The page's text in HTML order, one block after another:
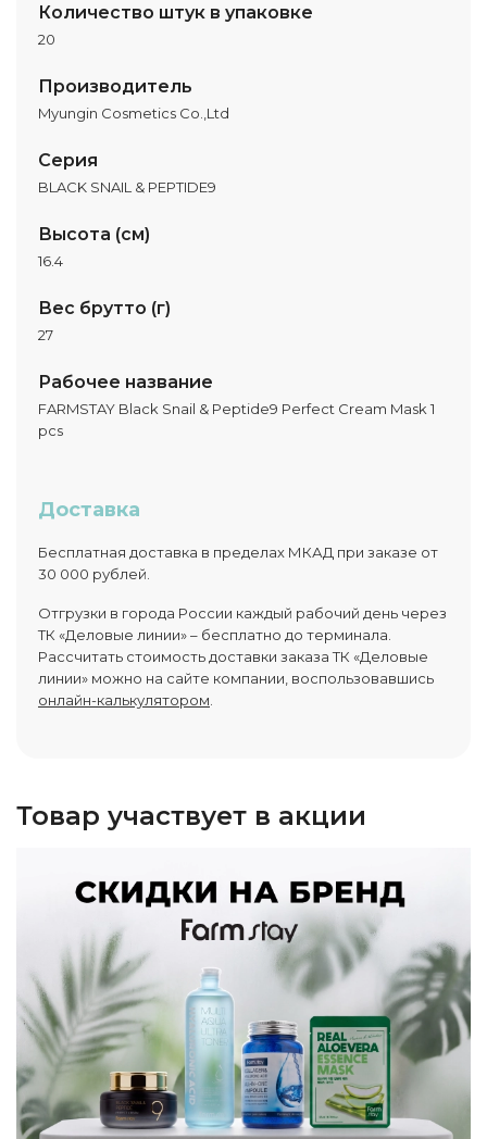
Количество штук в упаковке
20
Производитель
Myungin Cosmetics Co.,Ltd
Серия
BLACK SNAIL & PEPTIDE9
Высота (см)
16.4
Вес брутто (г)
27
Рабочее название
FARMSTAY Black Snail & Peptide9 Perfect Cream Mask 1
pcs
Доставка
Бесплатная доставка в пределах МКАД при заказе от
30 000 рублей.
Отгрузки в города России каждый рабочий день через
ТК «Деловые линии» – бесплатно до терминала.
Рассчитать стоимость доставки заказа ТК «Деловые
линии» можно на сайте компании, воспользовавшись
онлайн-калькулятором
Товар участвует в акции